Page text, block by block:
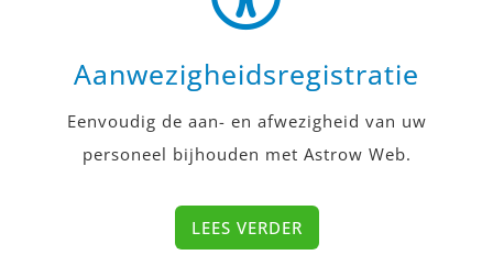
Aanwezigheidsregistratie
Eenvoudig de aan- en afwezigheid van uw
personeel bijhouden met Astrow Web.
LEES VERDER